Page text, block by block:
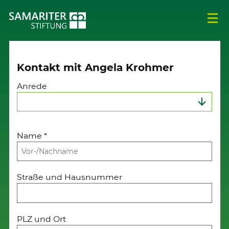
Kontakt mit Angela Krohmer
Anrede
Name*
Straße und Hausnummer
PLZ und Ort